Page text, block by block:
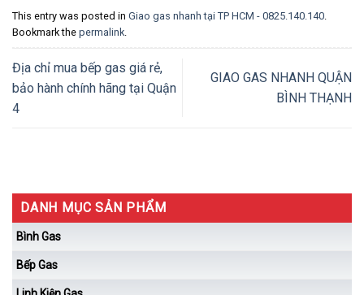
This entry was posted in Giao gas nhanh tại TP HCM - 0825.140.140
Bookmark the permalink
Địa chỉ mua bếp gas giá rẻ,
bảo hành chính hãng tại Quận
4
GIAO GAS NHANH QUẬN
BÌNH THẠNH
DANH MỤC SẢN PHẨM
Bình Gas
Bếp Gas